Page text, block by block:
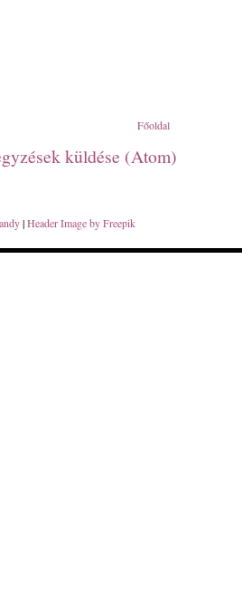
Főoldal
küldése (Atom)
|Header Image by Freepik